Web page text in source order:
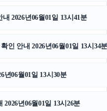
2026년06월01일 13시41분
인 안내 2026년06월01일 13시34
년06월01일 13시30분
년06월01일 13시26분